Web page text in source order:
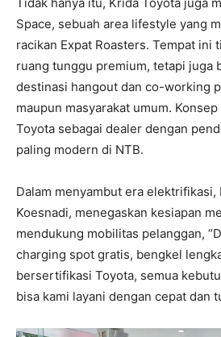
Space, sebuah area lifestyle yang
racikan Expat Roasters. Tempat ini
ruang tunggu premium, tetapi juga
destinasi hangout dan co-working
maupun masyarakat umum.
Toyota sebagai dealer dengan
paling modern di NTB.
Dalam menyambut era elektrifikasi,
Koesnadi, menegaskan kesiapan
mendukung mobilitas pelanggan,
charging spot gratis, bengkel
bersertifikasi Toyota, semua
bisa kami layani dengan cepat dan